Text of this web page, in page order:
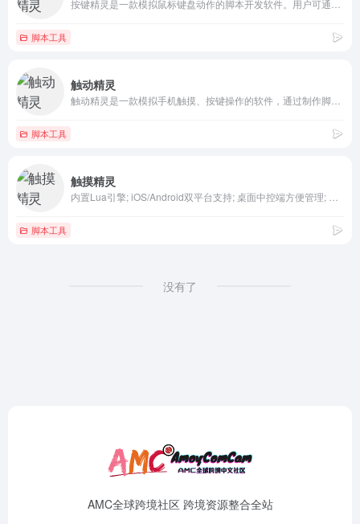
脚本工具
触动精灵
脚本工具
触摸精灵
脚本工具
没有了
AMC全球跨境社区 跨境资源整合全站